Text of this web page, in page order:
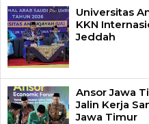
Universitas
KKN
Jeddah
Ansor Jawa
Jalin Kerja
Jawa Timur